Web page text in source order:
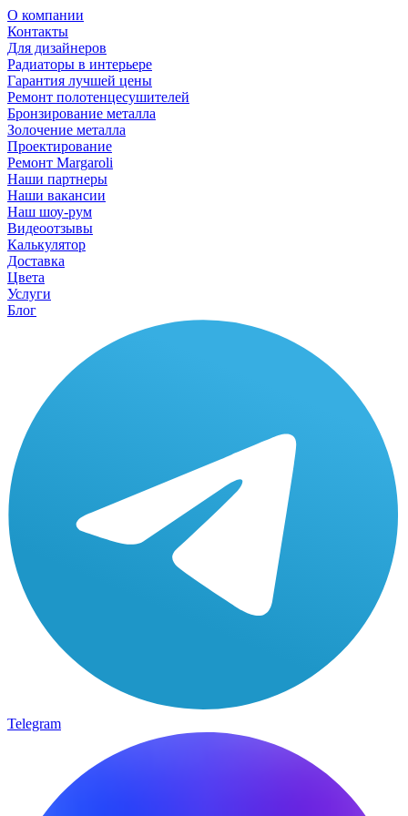
О компании
Контакты
Для дизайнеров
Радиаторы в интерьере
Гарантия лучшей цены
Ремонт полотенцесушителей
Бронзирование металла
Золочение металла
Проектирование
Ремонт Margaroli
Наши партнеры
Наши вакансии
Наш шоу-рум
Видеоотзывы
Калькулятор
Доставка
Цвета
Услуги
Блог
Telegram